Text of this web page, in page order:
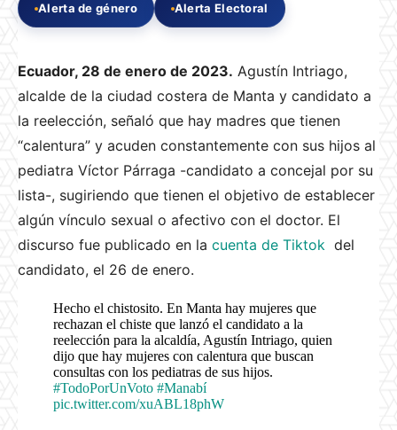
Alerta de género Alerta Electoral
Ecuador, 28 de enero de 2023. Agustín Intriago,
alcalde de la ciudad costera de Manta y candidato a
la reelección, señaló que hay madres que tienen
“calentura” y acuden constantemente con sus hijos al
pediatra Víctor Párraga -candidato a concejal por su
lista-, sugiriendo que tienen el objetivo de establecer
algún vínculo sexual o afectivo con el doctor. El
discurso fue publicado en la cuenta de Tiktok del
candidato, el 26 de enero.
Hecho el chistosito. En Manta hay mujeres que
rechazan el chiste que lanzó el candidato a la
reelección para la alcaldía, Agustín Intriago, quien
dijo que hay mujeres con calentura que buscan
consultas con los pediatras de sus hijos.
#TodoPorUnVoto #Manabí
pic.twitter.com/xuABL18phW